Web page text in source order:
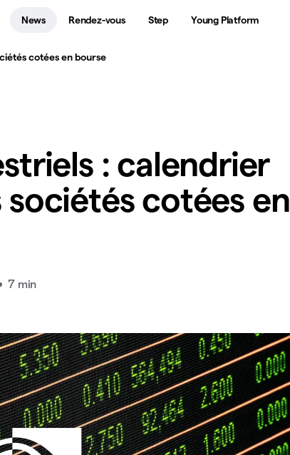
News Rendez-vous Step Young Platform
cotées en bourse
: calendrier
cotées en
7 min